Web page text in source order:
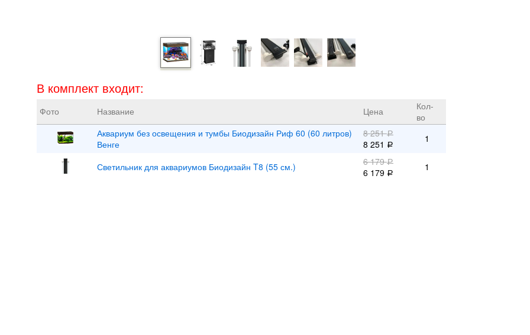
В комплект входит:
Фото Название Цена
Кол-
во
Аквариум без освещения и тумбы Биодизайн Риф 60 (60 литров)
Венге
8 251Р
8 251 Р
1
Светильник для аквариумов Биодизайн T8 (55 см.) 6 179Р
6 179 Р
1